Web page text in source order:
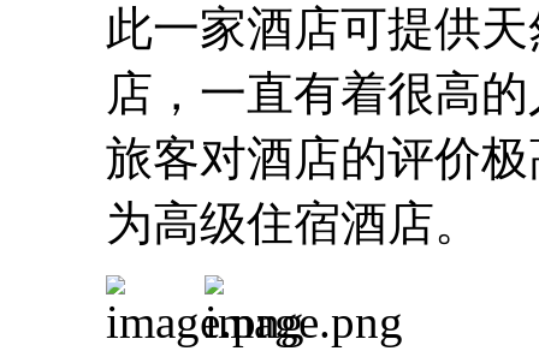
此一家酒店可提供
店，一直有着很高
旅客对酒店的评价极
为高级住宿酒店。